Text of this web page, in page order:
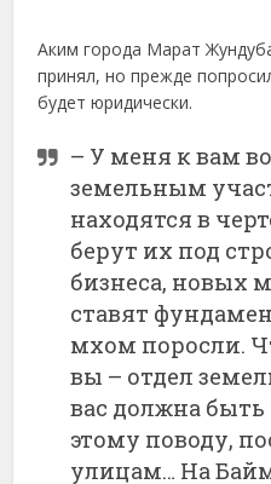
Аким города Марат
принял, но прежде
будет юридически.
– У меня к вам
земельным
находятся в
берут их под
бизнеса, новых
ставят
мхом поросли.
вы – отдел
вас должна
этому поводу,
улицам… На